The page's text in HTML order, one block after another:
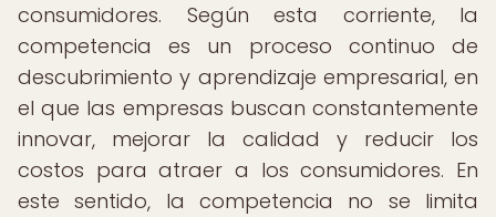
consumidores. Según esta corriente, la
competencia es un proceso continuo de
descubrimiento y aprendizaje empresarial, en
el que las empresas buscan constantemente
innovar, mejorar la calidad y reducir los
costos para atraer a los consumidores. En
este sentido, la competencia no se limita